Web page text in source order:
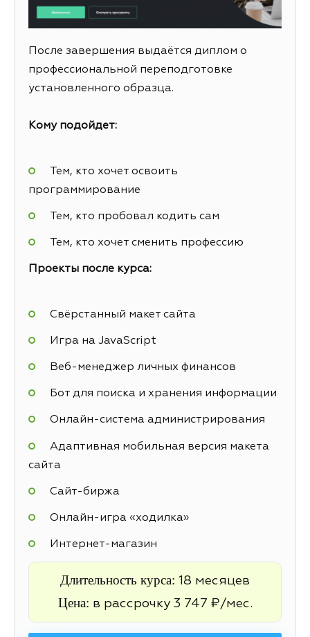
После завершения выдаётся диплом о
профессиональной переподготовке
установленного образца.
Кому подойдет:
Тем, кто хочет освоить
программирование
Тем, кто пробовал кодить сам
Тем, кто хочет сменить профессию
Проекты после курса:
Свёрстанный макет сайта
Игра на JavaScript
Веб-менеджер личных финансов
Бот для поиска и хранения информации
Онлайн-система администрирования
Адаптивная мобильная версия макета
сайта
Cайт-биржа
Онлайн-игра «ходилка»
Интернет-магазин
Длительность курса: 18 месяцев
Цена: в рассрочку 3 747 ₽/мес.